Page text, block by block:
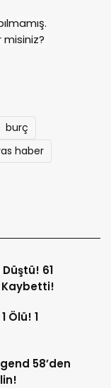
burç
haber
61
Kaybetti!
Ölü! 1
58’den